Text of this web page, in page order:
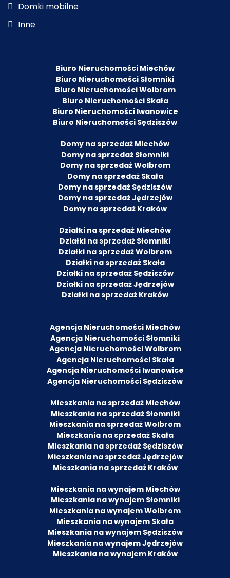
Domki mobilne
Inne
Biuro Nieruchomości Miechów
Biuro Nieruchomości Słomniki
Biuro Nieruchomości Wolbrom
Biuro Nieruchomości Skała
Biuro Nieruchomości Iwanowice
Biuro Nieruchomości Sędziszów
Domy na sprzedaż Miechów
Domy na sprzedaż Słomniki
Domy na sprzedaż Wolbrom
Domy na sprzedaż Skała
Domy na sprzedaż Sędziszów
Domy na sprzedaż Jędrzejów
Domy na sprzedaż Kraków
Działki na sprzedaż Miechów
Działki na sprzedaż Słomniki
Działki na sprzedaż Wolbrom
Działki na sprzedaż Skała
Działki na sprzedaż Sędziszów
Działki na sprzedaż Jędrzejów
Działki na sprzedaż Kraków
Agencja Nieruchomości Miechów
Agencja Nieruchomości Słomniki
Agencja Nieruchomości Wolbrom
Agencja Nieruchomości Skała
Agencja Nieruchomości Iwanowice
Agencja Nieruchomości Sędziszów
Mieszkania na sprzedaż Miechów
Mieszkania na sprzedaż Słomniki
Mieszkania na sprzedaż Wolbrom
Mieszkania na sprzedaż Skała
Mieszkania na sprzedaż Sędziszów
Mieszkania na sprzedaż Jędrzejów
Mieszkania na sprzedaż Kraków
Mieszkania na wynajem Miechów
Mieszkania na wynajem Słomniki
Mieszkania na wynajem Wolbrom
Mieszkania na wynajem Skała
Mieszkania na wynajem Sędziszów
Mieszkania na wynajem Jędrzejów
Mieszkania na wynajem Kraków